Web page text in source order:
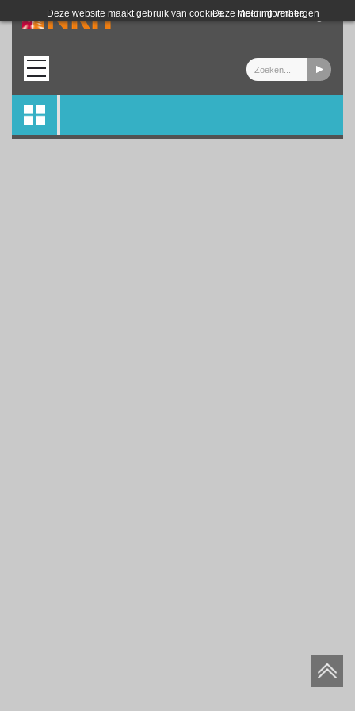
Deze website maakt gebruik van cookies. Meer informatie
Deze melding verbergen
Login